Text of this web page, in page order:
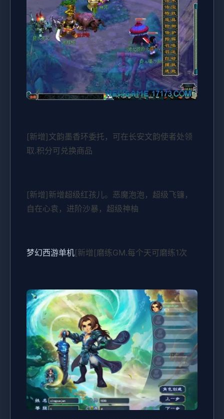
[新增]文韵墨香环委托，可在长安文韵使者处领
取.积分可兑换商品
[新增]新增超级红孩儿。恶魔泡泡，超级飞镰，
自在心袁，进阶沙暴，超级神柚
梦幻西游单机[新增[磨练GM.每个天可磨练1次